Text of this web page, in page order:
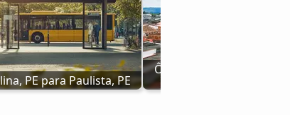
PE para Paulista, PE
Ônibus Vitória da